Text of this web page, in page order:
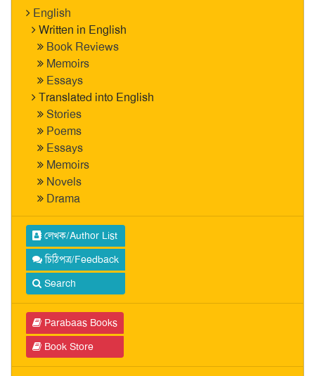
English
Written in English
Book Reviews
Memoirs
Essays
Translated into English
Stories
Poems
Essays
Memoirs
Novels
Drama
লেখক/Author List
চিঠিপত্র/Feedback
Search
Parabaas Books
Book Store